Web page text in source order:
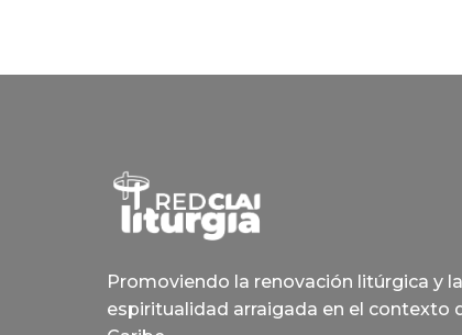
Promoviendo la renovación litúrgica y
espiritualidad arraigada en el contexto